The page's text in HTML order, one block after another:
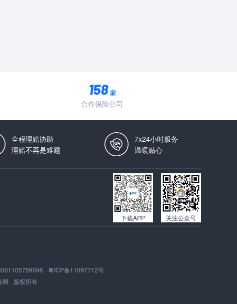
家
合作保险公司
全程理赔协助
理赔不再是难题
7x24小时服务
温暖贴心
下载APP 关注公众号
粤ICP备11097712号
网 版权所有